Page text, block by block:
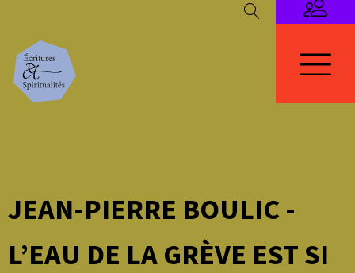
JEAN-PIERRE BOULIC -
L’EAU DE LA GRÈVE EST SI